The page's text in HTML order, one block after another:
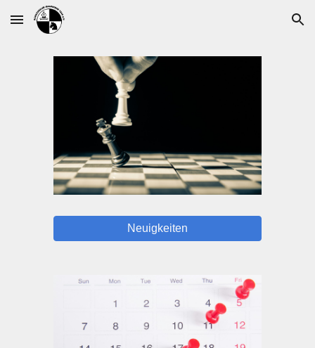
Skip to main content Skip to navigation
Neuigkeiten